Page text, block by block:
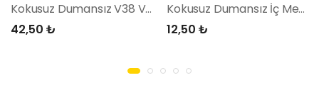
Kokusuz Dumansız V38 Volkan
42,50 ₺
Kokusuz Dumansız İç Mekan Pasta Maytabı
12,50 ₺